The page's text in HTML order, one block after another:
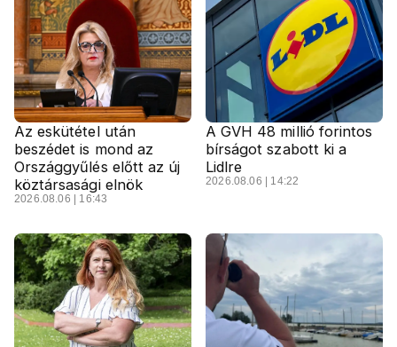
Az eskütétel után
beszédet is mond az
Országgyűlés előtt az új
köztársasági elnök
2026.08.06 | 16:43
A GVH 48 millió forintos
bírságot szabott ki a
Lidlre
2026.08.06 | 14:22